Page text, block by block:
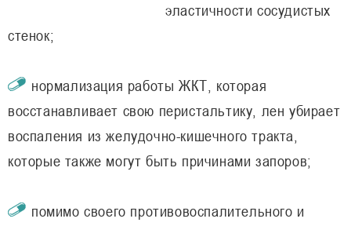
эластичности сосудистых
стенок;
нормализация работы ЖКТ, которая
восстанавливает свою перистальтику, лен убирает
воспаления из желудочно-кишечного тракта,
которые также могут быть причинами запоров;
помимо своего противовоспалительного и